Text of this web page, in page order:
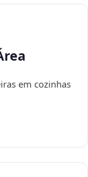
em cozinhas